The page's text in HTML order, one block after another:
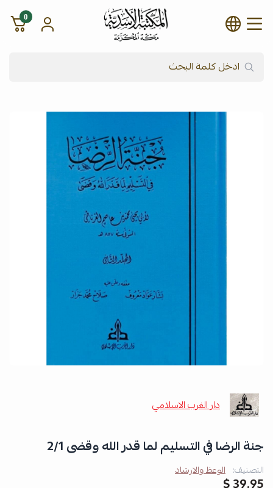
شركة المكتبة الأسدية للنشر
0
دار الغرب الاسلامي
جنة الرضا في التسليم لما قدر الله وقضى 2/1
التصنيف: الوعظ والارشاد